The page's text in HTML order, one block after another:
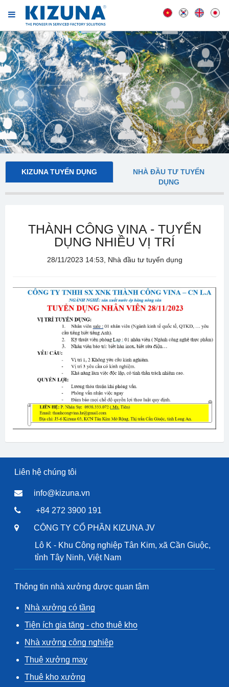
KIZUNA TUYỂN DỤNG
NHÀ ĐẦU TƯ TUYỂN
DỤNG
THÀNH CÔNG VINA - TUYỂN
DỤNG NHIỀU VỊ TRÍ
28/11/2023 14:53, Nhà đầu tư tuyển dụng
Liên hệ chúng tôi
info@kizuna.vn
+84 272 3900 191
CÔNG TY CỔ PHẦN KIZUNA JV
Lô K - Khu Công nghiệp Tân Kim, xã Cần Giuộc,
tỉnh Tây Ninh, Việt Nam
Thông tin nhà xưởng được quan tâm
Nhà xưởng có tầng
Tiện ích gia tăng - cho thuê kho
Nhà xưởng công nghiệp
Thuê xưởng may
Thuê kho xưởng